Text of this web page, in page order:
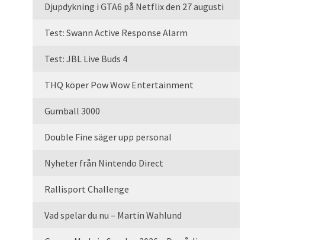
Djupdykning i GTA6 på Netflix den 27 augusti
Test: Swann Active Response Alarm
Test: JBL Live Buds 4
THQ köper Pow Wow Entertainment
Gumball 3000
Double Fine säger upp personal
Nyheter från Nintendo Direct
Rallisport Challenge
Vad spelar du nu – Martin Wahlund